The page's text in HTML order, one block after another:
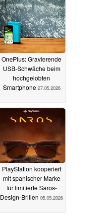
OnePlus: Gravierende
USB-Schwäche beim
hochgelobten
Smartphone 27.05.2026
PlayStation kooperiert
mit spanischer Marke
für limitierte Saros-
Design-Brillen 05.05.2026